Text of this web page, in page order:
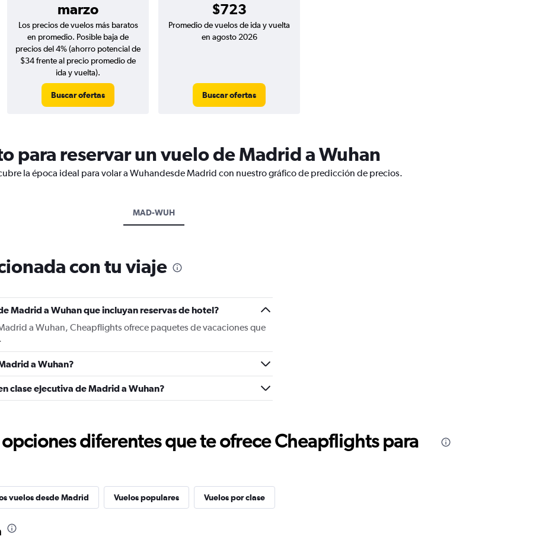
marzo $723
Los precios de vuelos más baratos
en promedio. Posible baja de
precios del 4% (ahorro potencial de
$34 frente al precio promedio de
ida y vuelta).
Buscar ofertas
Promedio de vuelos de ida y vuelta
en agosto 2026
Buscar ofertas
para reservar un vuelo de Madrid a Wuhan
la época ideal para volar a Wuhandesde Madrid con nuestro gráfico de predicción de precios.
MAD-WUH
con tu viaje
Madrid a Wuhan que incluyan reservas de hotel?
a Wuhan, Cheapflights ofrece paquetes de vacaciones que
a Wuhan?
clase ejecutiva de Madrid a Wuhan?
diferentes que te ofrece Cheapflights para
vuelos desde Madrid Vuelos populares Vuelos por clase